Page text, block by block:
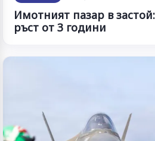
Имотният пазар в
ръст от 3 години